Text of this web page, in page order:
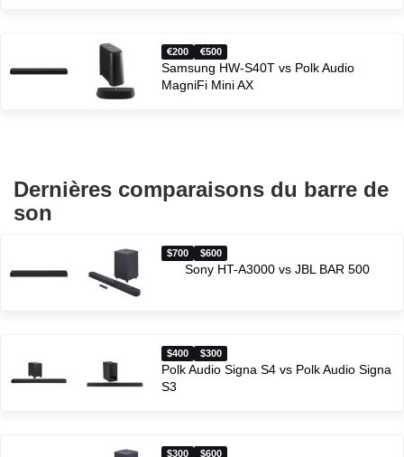
200 500
Samsung HW-S40T vs Polk Audio
MagniFi Mini AX
Dernières comparaisons du barre de
son
$700 $600
Sony HT-A3000 vs JBL BAR 500
$400 $300
Polk Audio Signa S4 vs Polk Audio Signa
S3
$300 $600